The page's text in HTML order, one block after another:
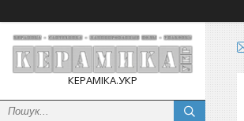
КЕРАМІКА.УКР